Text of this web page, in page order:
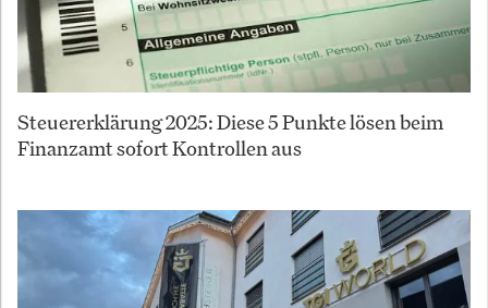
Steuererklärung 2025: Diese 5 Punkte lösen beim
Finanzamt sofort Kontrollen aus